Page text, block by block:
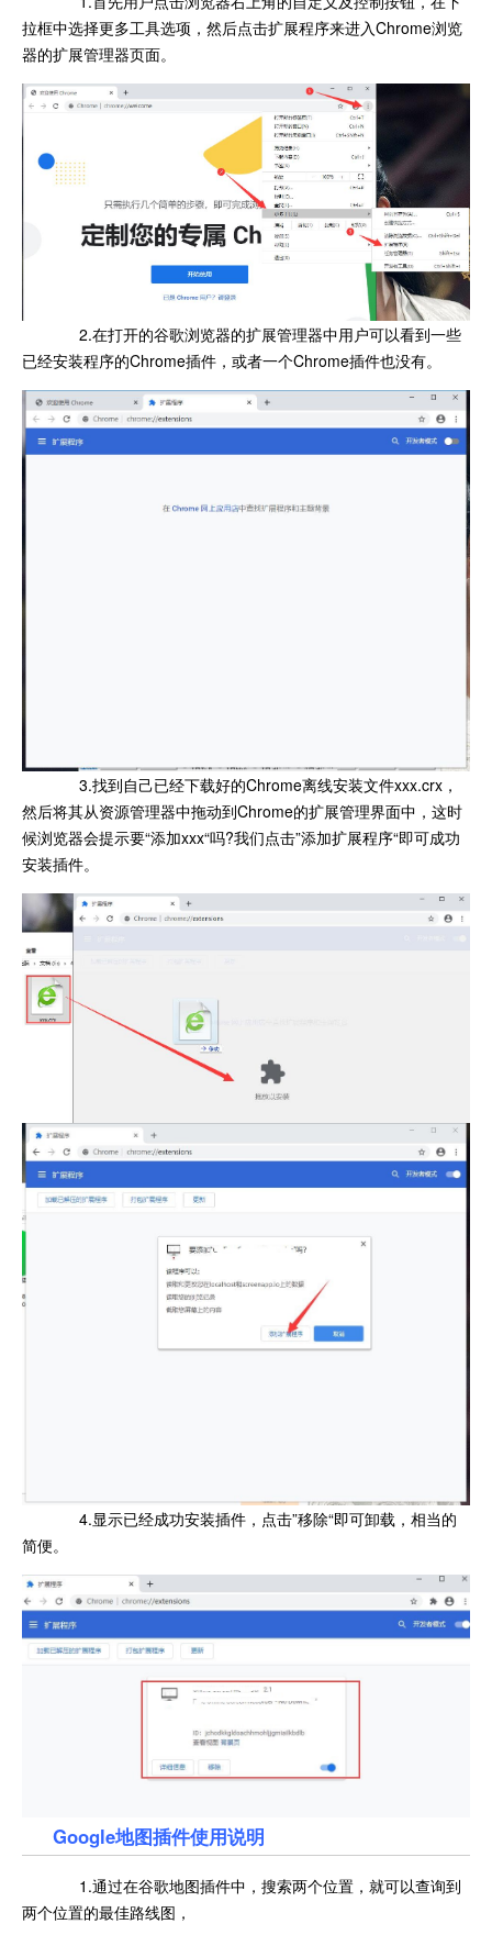
拉框中选择更多工具选项，然后点击扩展程序来进入Chrome浏览
器的扩展管理器页面。
2.在打开的谷歌浏览器的扩展管理器中用户可以看到一些
已经安装程序的Chrome插件，或者一个Chrome插件也没有。
3.找到自己已经下载好的Chrome离线安装文件xxx.crx，
然后将其从资源管理器中拖动到Chrome的扩展管理界面中，这时
候浏览器会提示要“添加xxx“吗?我们点击”添加扩展程序“即可成功
安装插件。
4.显示已经成功安装插件，点击”移除“即可卸载，相当的
简便。
Google地图插件使用说明
1.通过在谷歌地图插件中，搜索两个位置，就可以查询到
两个位置的最佳路线图，